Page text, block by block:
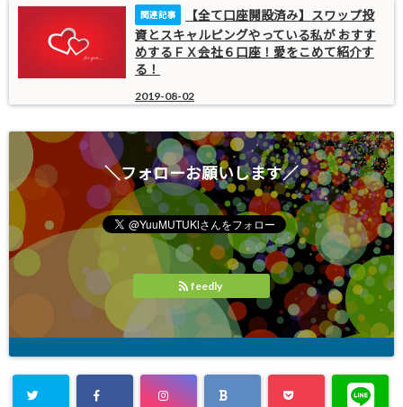
【全て口座開設済み】スワップ投
資とスキャルピングやっている私が おすす
めするＦＸ会社６口座！愛をこめて紹介す
る！
2019-08-02
＼フォローお願いします／
feedly